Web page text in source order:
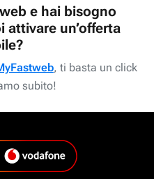
e hai bisogno
attivare un’offerta
, ti basta un click
subito!